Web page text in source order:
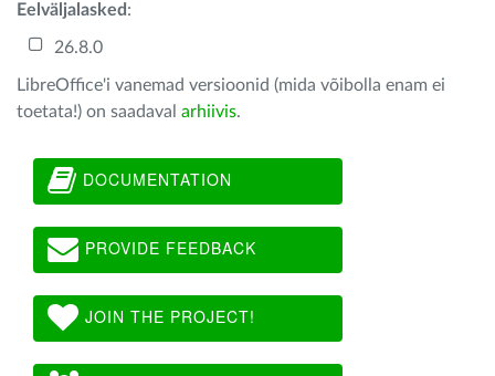
Eelväljalasked :
26.8.0
LibreOffice'i vanemad versioonid (mida võibolla enam ei
toetata!) on saadaval arhiivis.
DOCUMENTATION
PROVIDE FEEDBACK
JOIN THE PROJECT!